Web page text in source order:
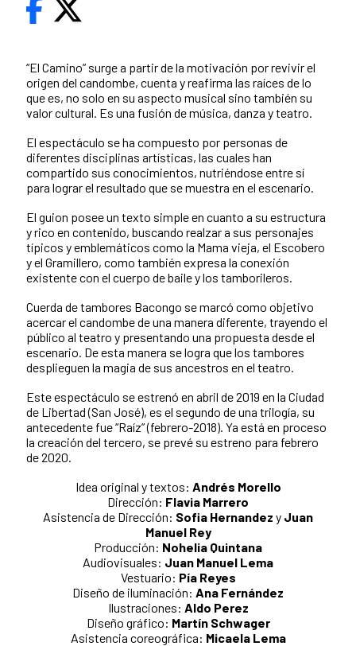
“El Camino” surge a partir de la motivación por revivir el
origen del candombe, cuenta y reafirma las raíces de lo
que es, no solo en su aspecto musical sino también su
valor cultural. Es una fusión de música, danza y teatro.
El espectáculo se ha compuesto por personas de
diferentes disciplinas artísticas, las cuales han
compartido sus conocimientos, nutriéndose entre sí
para lograr el resultado que se muestra en el escenario.
El guion posee un texto simple en cuanto a su estructura
y rico en contenido, buscando realzar a sus personajes
típicos y emblemáticos como la Mama vieja, el Escobero
y el Gramillero, como también expresa la conexión
existente con el cuerpo de baile y los tamborileros.
Cuerda de tambores Bacongo se marcó como objetivo
acercar el candombe de una manera diferente, trayendo el
público al teatro y presentando una propuesta desde el
escenario. De esta manera se logra que los tambores
desplieguen la magia de sus ancestros en el teatro.
Este espectáculo se estrenó en abril de 2019 en la Ciudad
de Libertad (San José), es el segundo de una trilogía, su
antecedente fue “Raíz” (febrero-2018). Ya está en proceso
la creación del tercero, se prevé su estreno para febrero
de 2020.
Idea original y textos: Andrés Morello
Dirección: Flavia Marrero
Asistencia de Dirección: Sofia Hernandez y Juan
Manuel Rey
Producción: Nohelia Quintana
Audiovisuales: Juan Manuel Lema
Vestuario: Pía Reyes
Diseño de iluminación: Ana Fernández
Ilustraciones: Aldo Perez
Diseño gráfico: Martín Schwager
Asistencia coreográfica: Micaela Lema